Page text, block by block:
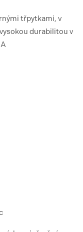
třpytkami, v
durabilitou v